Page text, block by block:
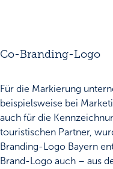
Co-Branding-Logo
Für die Markierung
beispielsweise bei
auch für die
touristischen Partner,
Branding-Logo Bayern
Brand-Logo auch – aus